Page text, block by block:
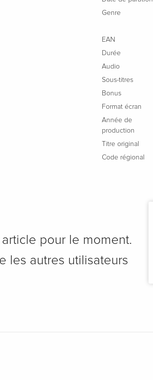
Genre
EAN
Durée
Audio
Sous-titres
Bonus
Format écran
Année de
production
Titre original
Code régional
pour le moment.
les autres utilisateurs